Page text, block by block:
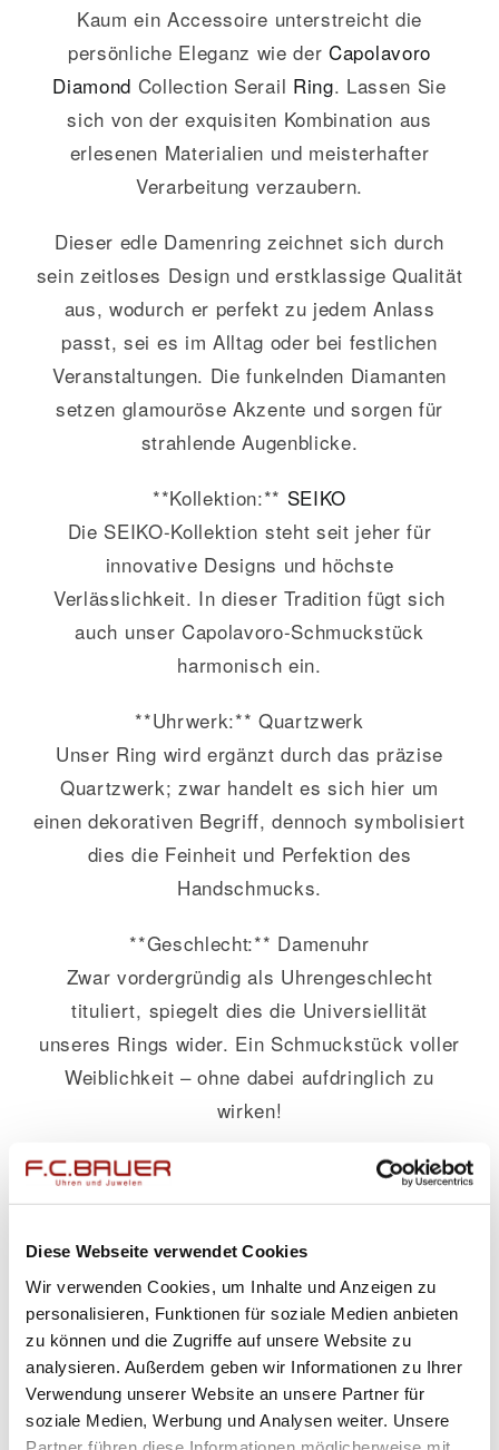
Diese Webseite verwendet Cookies
Wir verwenden Cookies, um Inhalte und Anzeigen zu
personalisieren, Funktionen für soziale Medien anbieten
zu können und die Zugriffe auf unsere Website zu
analysieren. Außerdem geben wir Informationen zu Ihrer
Verwendung unserer Website an unsere Partner für
soziale Medien, Werbung und Analysen weiter. Unsere
Kaum ein Accessoire unterstreicht die
persönliche Eleganz wie derCapolavoro
Diamond Collection Serail Ring. Lassen Sie
sich von der exquisiten Kombination aus
erlesenen Materialien und meisterhafter
Verarbeitung verzaubern.
Dieser edle Damenring zeichnet sich durch
sein zeitloses Design und erstklassige Qualität
aus, wodurch er perfekt zu jedem Anlass
passt, sei es im Alltag oder bei festlichen
Veranstaltungen. Die funkelnden Diamanten
setzen glamouröse Akzente und sorgen für
strahlende Augenblicke.
**Kollektion:** SEIKO
Die SEIKO-Kollektion steht seit jeher für
innovative Designs und höchste
Verlässlichkeit. In dieser Tradition fügt sich
auch unser Capolavoro-Schmuckstück
harmonisch ein.
**Uhrwerk:** Quartzwerk
Unser Ring wird ergänzt durch das präzise
Quartzwerk; zwar handelt es sich hier um
einen dekorativen Begriff, dennoch symbolisiert
dies die Feinheit und Perfektion des
Handschmucks.
**Geschlecht:** Damenuhr
Zwar vordergründig als Uhrengeschlecht
tituliert, spiegelt dies die Universiellität
unseres Rings wider. Ein Schmuckstück voller
Weiblichkeit – ohne dabei aufdringlich zu
wirken!
**Gehäusedurchmesser:** 29 mm &
**Gehäusematerial:** Edelstahl
Ring eine exzellente Proportionierung am
Finger jeder Frau. Das langlebige Edelstahl
sorgt dafür, dass dieses Prachtstück nicht nur
optisch begeistert, sondern auch robust ist
gegen äußere Einflüsse.